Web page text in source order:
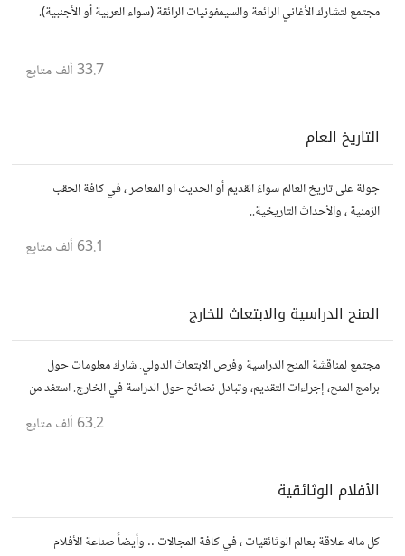
مجتمع لتشارك الأغاني الرائعة والسيمفونيات الرائقة (سواء العربية أو الأجنبية).
33.7 ألف متابع
التاريخ العام
جولة على تاريخ العالم سواءً القديم أو الحديث او المعاصر ، في كافة الحقب
الزمنية ، والأحداث التاريخية..
63.1 ألف متابع
المنح الدراسية والابتعاث للخارج
مجتمع لمناقشة المنح الدراسية وفرص الابتعاث الدولي. شارك معلومات حول
برامج المنح، إجراءات التقديم، وتبادل نصائح حول الدراسة في الخارج. استفد من
63.2 ألف متابع
الأفلام الوثائقية
كل ماله علاقة بعالم الوثائقيات ، في كافة المجالات .. وأيضاً صناعة الأفلام